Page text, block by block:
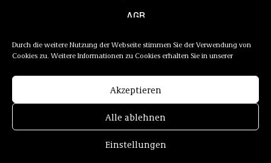
Durch die weitere Nutzung der Webseite stimmen Sie der Verwendung von
Cookies zu. Weitere Informationen zu Cookies erhalten Sie in unserer
Akzeptieren
Alle ablehnen
Einstellungen
AGB
Newsletter